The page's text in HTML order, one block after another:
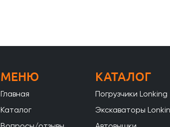
МЕНЮ
Главная
Каталог
КАТАЛОГ
Погрузчики Lonking
Экскаваторы